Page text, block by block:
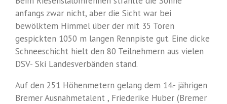
anfangs zwar nicht, aber die Sicht war bei
bewölktem Himmel über der mit 35 Toren
gespickten 1050 m langen Rennpiste gut. Eine dicke
Schneeschicht hielt den 80 Teilnehmern aus vielen
DSV- Ski Landesverbänden stand.
Auf den 251 Höhenmetern gelang dem 14.- jährigen
Bremer Ausnahmetalent , Friederike Huber (Bremer